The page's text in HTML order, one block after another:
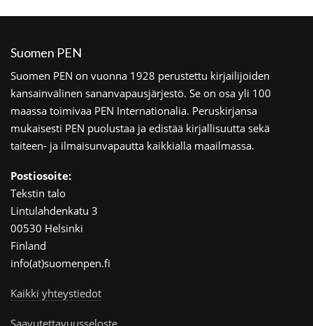
Suomen PEN
Suomen PEN on vuonna 1928 perustettu kirjailijoiden
kansainvälinen sananvapausjärjestö. Se on osa yli 100
maassa toimivaa PEN Internationalia. Peruskirjansa
mukaisesti PEN puolustaa ja edistää kirjallisuutta sekä
taiteen- ja ilmaisunvapautta kaikkialla maailmassa.
Postiosoite:
Tekstin talo
Lintulahdenkatu 3
00530 Helsinki
Finland
info(at)suomenpen.fi
Kaikki yhteystiedot